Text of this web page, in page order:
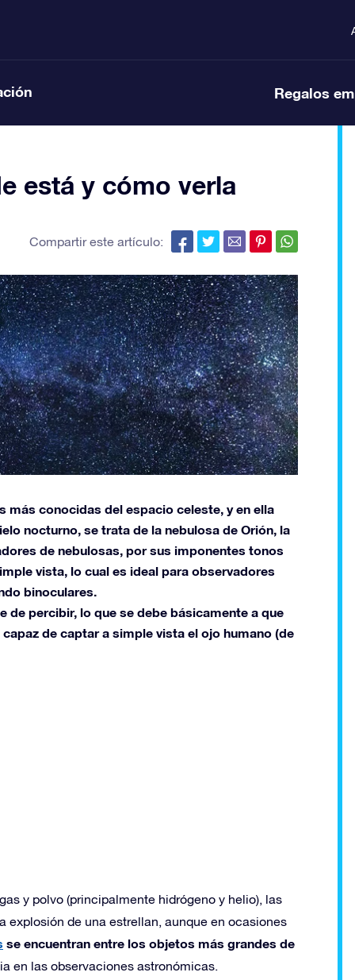
Regalos
está y cómo verla
Compartir este artículo:
más conocidas del espacio celeste, y en ella
nocturno, se trata de la nebulosa de Orión, la
de nebulosas, por sus imponentes tonos
vista, lo cual es ideal para observadores
binoculares.
de percibir, lo que se debe básicamente a que
de captar a simple vista el ojo humano (de
y polvo (principalmente hidrógeno y helio), las
explosión de una estrellan, aunque en ocasiones
se encuentran entre los objetos más grandes de
en las observaciones astronómicas.